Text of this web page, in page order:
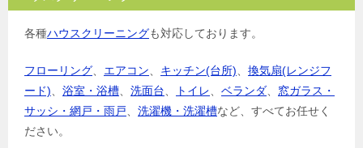
各種ハウスクリーニングも対応しております。
フローリング、 エアコン、 キッチン(台所)、 換気扇(レンジフ
ード)、 浴室・浴槽、 洗面台、 トイレ、 ベランダ、 窓ガラス・
サッシ・網戸・雨戸、 洗濯機・洗濯槽など、すべてお任せく
ださい。